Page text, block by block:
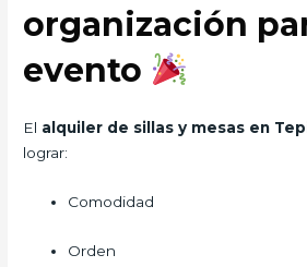
organización
evento
El alquiler de sillas y mesas en
lograr:
Comodidad
Orden